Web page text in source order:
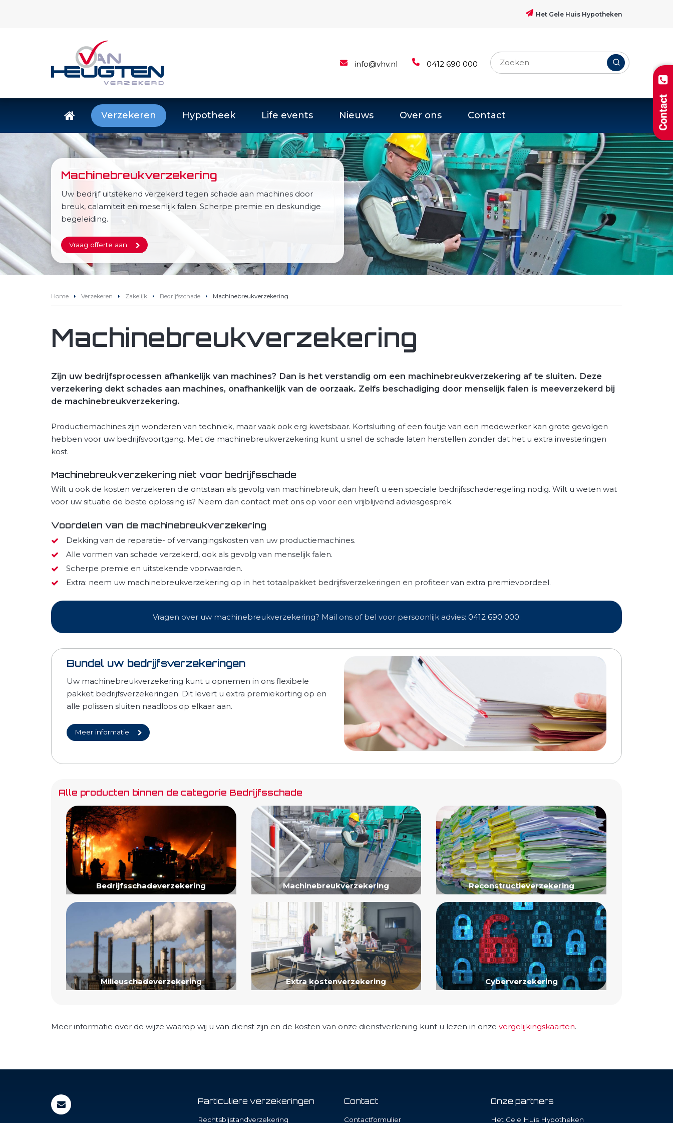
Het Gele Huis Hypotheken
info@vhv.nl 0412 690 000
Verzekeren Hypotheek Life events Nieuws Over ons Contact
Machinebreukverzekering
Uw bedrijf uitstekend verzekerd tegen schade aan machines door
breuk, calamiteit en mesenlijk falen. Scherpe premie en deskundige
begeleiding.
Vraag offerte aan
Home Verzekeren Zakelijk Bedrijfsschade Machinebreukverzekering
Machinebreukverzekering
Zijn uw bedrijfsprocessen afhankelijk van machines? Dan is het verstandig om een machinebreukverzekering af te sluiten. Deze
verzekering dekt schades aan machines, onafhankelijk van de oorzaak. Zelfs beschadiging door menselijk falen is meeverzekerd bij
de machinebreukverzekering.
Productiemachines zijn wonderen van techniek, maar vaak ook erg kwetsbaar. Kortsluiting of een foutje van een medewerker kan grote gevolgen
hebben voor uw bedrijfsvoortgang. Met de machinebreukverzekering kunt u snel de schade laten herstellen zonder dat het u extra investeringen
kost.
Machinebreukverzekering niet voor bedrijfsschade
Wilt u ook de kosten verzekeren die ontstaan als gevolg van machinebreuk, dan heeft u een speciale bedrijfsschaderegeling nodig. Wilt u weten wat
voor uw situatie de beste oplossing is? Neem dan contact met ons op voor een vrijblijvend adviesgesprek.
Voordelen van de machinebreukverzekering
Dekking van de reparatie- of vervangingskosten van uw productiemachines.
Alle vormen van schade verzekerd, ook als gevolg van menselijk falen.
Scherpe premie en uitstekende voorwaarden.
Extra: neem uw machinebreukverzekering op in het totaalpakket bedrijfsverzekeringen en profiteer van extra premievoordeel.
Vragen over uw machinebreukverzekering? Mail ons of bel voor persoonlijk advies: 0412 690 000.
Bundel uw bedrijfsverzekeringen
Uw machinebreukverzekering kunt u opnemen in ons flexibele
pakket bedrijfsverzekeringen. Dit levert u extra premiekorting op en
alle polissen sluiten naadloos op elkaar aan.
Meer informatie
Alle producten binnen de categorie Bedrijfsschade
Bedrijfsschadeverzekering Machinebreukverzekering Reconstructieverzekering
Milieuschadeverzekering Extra kostenverzekering Cyberverzekering
Meer informatie over de wijze waarop wij u van dienst zijn en de kosten van onze dienstverlening kunt u lezen in onze vergelijkingskaarten.
Particuliere verzekeringen
Rechtsbijstandverzekering
Contact
Contactformulier
Onze partners
Het Gele Huis Hypotheken